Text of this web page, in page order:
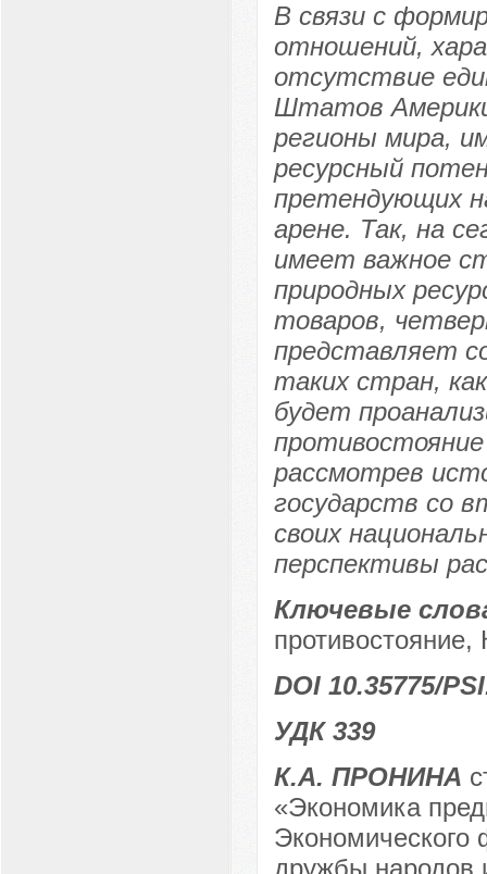
В связи с
отношений,
отсутствие
Штатов
регионы мира,
ресурсный
претендующих
арене. Так, на
имеет важное
природных
товаров,
представляет
таких стран,
будет
рассмотрев
государств со
своих
перспективы
Ключевые
DOI 10.35775/
УДК 339
К.А. ПРОНИНА
«Экономика
Экономического